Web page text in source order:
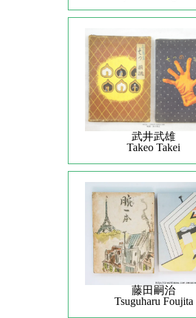
武井武雄
Takeo Takei
藤田嗣治
Tsuguharu Foujita